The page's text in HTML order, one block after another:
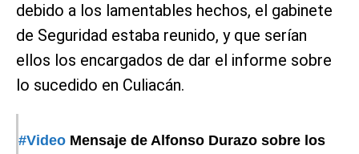
debido a los lamentables hechos, el gabinete
de Seguridad estaba reunido, y que serían
ellos los encargados de dar el informe sobre
lo sucedido en Culiacán.
#Video Mensaje de Alfonso Durazo sobre los